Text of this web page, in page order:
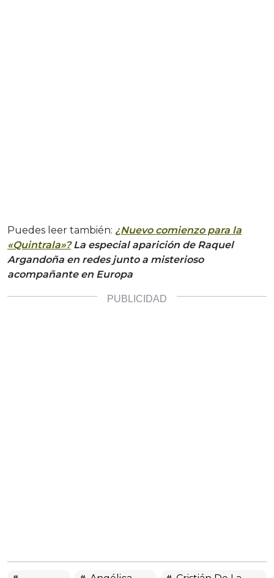
Puedes leer también: ¿Nuevo comienzo para la
«Quintrala»?La especial aparición de Raquel
Argandoña en redes junto a misterioso
acompañante en Europa